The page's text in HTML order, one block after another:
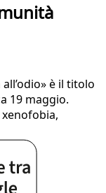
è il titolo
19 maggio.